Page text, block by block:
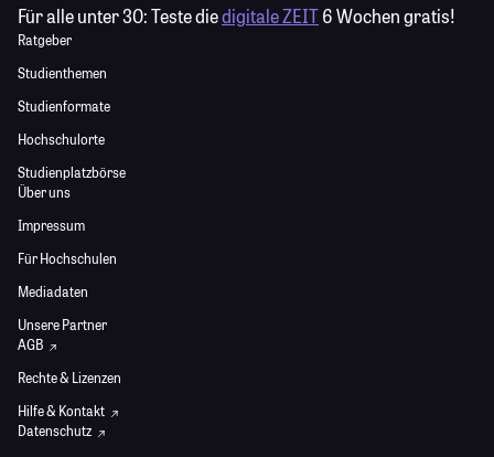
Für alle unter 30:Teste diedigitale ZEIT6 Wochen gratis!
Ratgeber
Studienthemen
Studienformate
Hochschulorte
Studienplatzbörse
Über uns
Impressum
Für Hochschulen
Mediadaten
Unsere Partner
AGB
Rechte & Lizenzen
Hilfe & Kontakt
Datenschutz